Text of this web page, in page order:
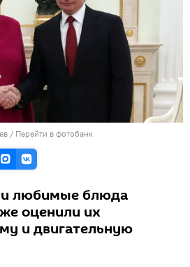
/ Перейти в фотобанк
любимые блюда
оценили их
и двигательную